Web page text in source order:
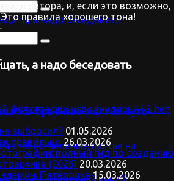
а надо беседовать
автора, и, если это возможно,
правила хорошего тона!
фотографии исполнилось 165 лет
выбросил? 01.05.2026
правильно 26.03.2026
полный гид по созданию
(2026) 20.03.2026
Пятёрочка 15.03.2026